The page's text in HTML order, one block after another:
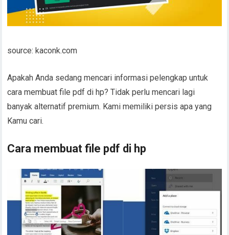
source: kaconk.com
Apakah Anda sedang mencari informasi pelengkap untuk
cara membuat file pdf di hp? Tidak perlu mencari lagi
banyak alternatif premium. Kami memiliki persis apa yang
Kamu cari.
Cara membuat file pdf di hp